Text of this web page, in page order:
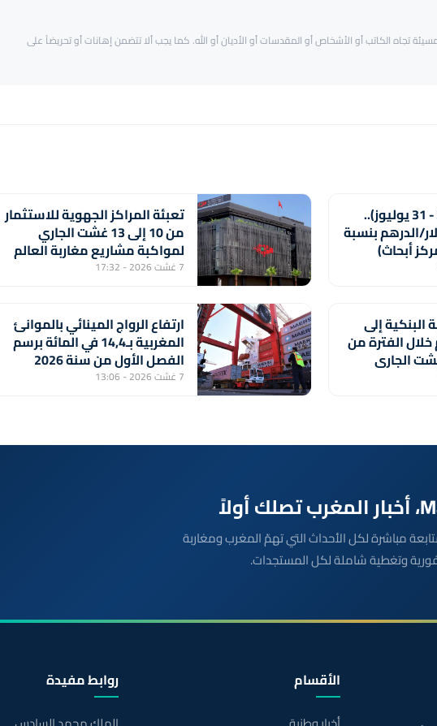
تجاه الكاتب أو الأشخاص أو المقدسات أو الأديان أو الله. كما يجب ألا تتضمن إهانات أو تحريضاً على
سوق الصرف (27 - 31 يوليوز)..
الدرهم بنسبة
تعبئة المراكز الجهوية للاستثمار
من 10 إلى 13 غشت الجاري
لمواكبة مشاريع مغاربة العالم
7 غشت 2026 - 17:32
البنكية إلى
خلال الفترة من
إلى 5 غشت الجاري
ارتفاع الرواج المينائي بالموانئ
المغربية بـ14,4 في المائة برسم
الفصل الأول من سنة 2026
7 غشت 2026 - 13:06
24 يوفّر لكم متابعة مباشرة لكل الأحداث التي تهمّ المغرب ومغاربة
وتغطية شاملة لكل المستجدات.
الأقسام روابط مفيدة